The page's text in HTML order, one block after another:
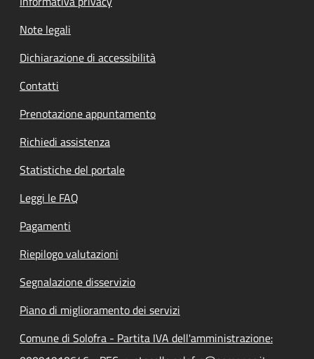
Note legali
Dichiarazione di accessibilità
Contatti
Prenotazione appuntamento
Richiedi assistenza
Statistiche del portale
Leggi le FAQ
Pagamenti
Riepilogo valutazioni
Segnalazione disservizio
Piano di miglioramento dei servizi
Comune di Solofra - Partita IVA dell'amministrazione: